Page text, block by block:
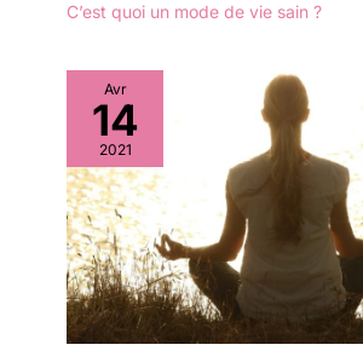
C’est quoi un mode de vie sain ?
Avr
14
2021